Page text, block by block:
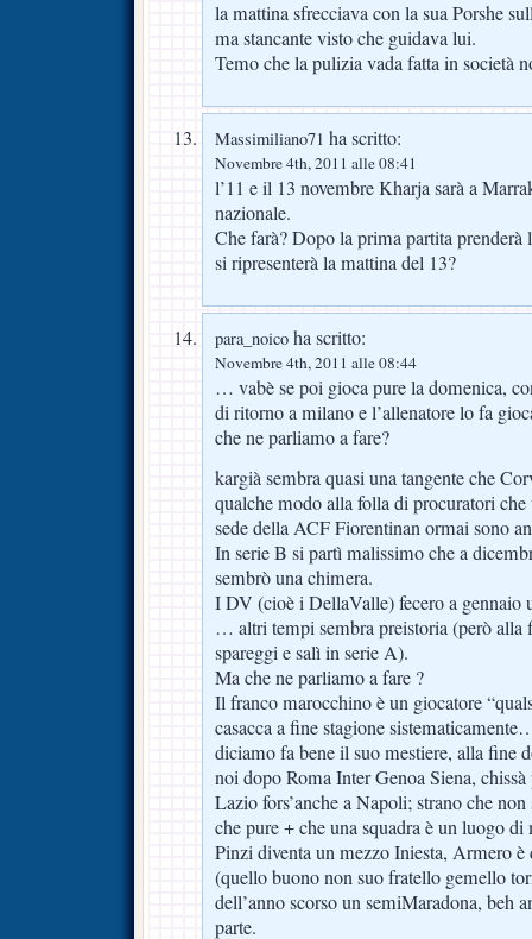
la mattina sfrecciava con la sua Porshe
ma stancante visto che guidava lui.
Temo che la pulizia vada fatta in società
Massimiliano71 ha scritto:
Novembre 4th, 2011 alle 08:41
l’11 e il 13 novembre Kharja sarà a
nazionale.
Che farà? Dopo la prima partita prenderà
si ripresenterà la mattina del 13?
para_noico ha scritto:
Novembre 4th, 2011 alle 08:44
… vabè se poi gioca pure la domenica,
di ritorno a milano e l’allenatore lo fa
che ne parliamo a fare?
kargià sembra quasi una tangente che
qualche modo alla folla di procuratori
sede della ACF Fiorentinan ormai sono
In serie B si partì malissimo che a
sembrò una chimera.
I DV (cioè i DellaValle) fecero a gennaio
… altri tempi sembra preistoria (però alla
spareggi e salì in serie A).
Ma che ne parliamo a fare ?
Il franco marocchino è un giocatore
casacca a fine stagione
diciamo fa bene il suo mestiere, alla fine
noi dopo Roma Inter Genoa Siena,
Lazio fors’anche a Napoli; strano che
che pure + che una squadra è un luogo
Pinzi diventa un mezzo Iniesta, Armero
(quello buono non suo fratello gemello
dell’anno scorso un semiMaradona, beh
parte.